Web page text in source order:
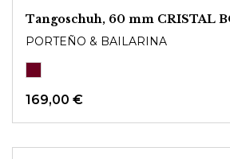
Tangoschuh, 60 mm CRISTAL
PORTEÑO & BAILARINA
169,00 €